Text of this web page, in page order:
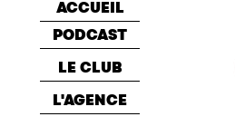
ACCUEIL
PODCAST
LE CLUB
L'AGENCE